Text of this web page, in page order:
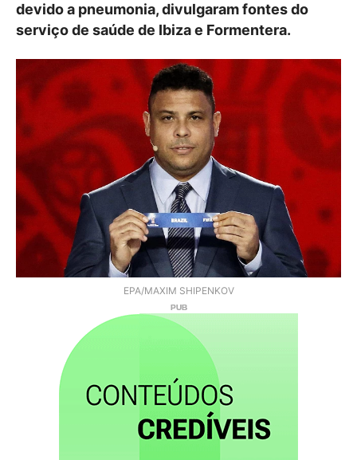
devido a pneumonia, divulgaram fontes do
serviço de saúde de Ibiza e Formentera.
EPA/MAXIM SHIPENKOV